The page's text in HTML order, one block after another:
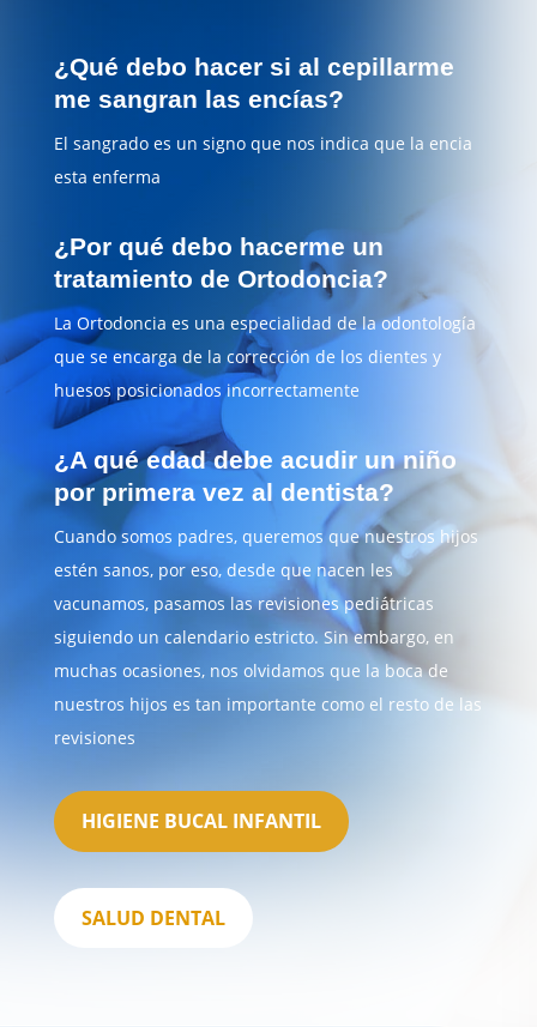
¿Qué debo hacer si al cepillarme
me sangran las encías?
El sangrado es un signo que nos indica que la encia
esta enferma
¿Por qué debo hacerme un
tratamiento de Ortodoncia?
La Ortodoncia es una especialidad de la odontología
que se encarga de la corrección de los dientes y
huesos posicionados incorrectamente
¿A qué edad debe acudir un niño
por primera vez al dentista?
Cuando somos padres, queremos que nuestros hijos
estén sanos, por eso, desde que nacen les
vacunamos, pasamos las revisiones pediátricas
siguiendo un calendario estricto. Sin embargo, en
muchas ocasiones, nos olvidamos que la boca de
nuestros hijos es tan importante como el resto de las
revisiones
HIGIENE BUCAL INFANTIL
SALUD DENTAL